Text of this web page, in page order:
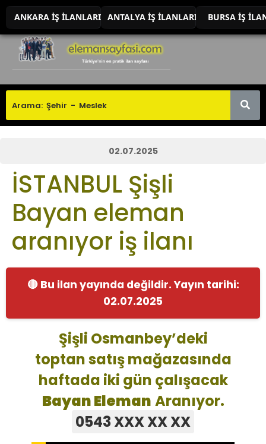
ANKARA İŞ İLANLARI ANTALYA İŞ İLANLARI BURSA İŞ
02.07.2025
İSTANBUL Şişli
Bayan eleman
aranıyor iş ilanı
🔴 Bu ilan yayında değildir. Yayın tarihi:
02.07.2025
Şişli Osmanbey’deki
toptan satış mağazasında
haftada iki gün çalışacak
Bayan Eleman Aranıyor.
0543 XXX XX XX